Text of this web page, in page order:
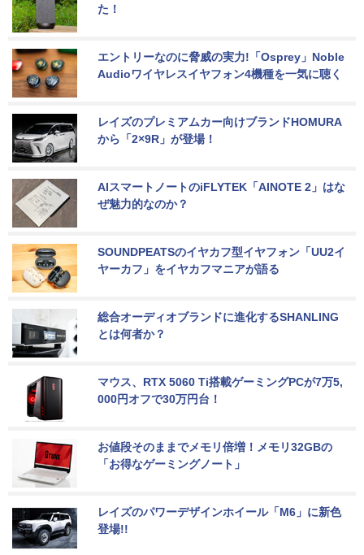
た！
エントリーなのに脅威の実力!「Osprey」Noble
Audioワイヤレスイヤフォン4機種を一気に聴く
レイズのプレミアムカー向けブランドHOMURA
から「2×9R」が登場！
AIスマートノートのiFLYTEK「AINOTE 2」はな
ぜ魅力的なのか？
SOUNDPEATSのイヤカフ型イヤフォン「UU2イ
ヤーカフ」をイヤカフマニアが語る
総合オーディオブランドに進化するSHANLING
とは何者か？
マウス、RTX 5060 Ti搭載ゲーミングPCが7万5,
000円オフで30万円台！
お値段そのままでメモリ倍増！メモリ32GBの
「お得なゲーミングノート」
レイズのパワーデザインホイール「M6」に新色
登場!!